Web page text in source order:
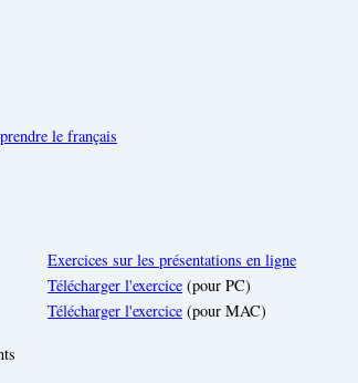
le français
Exercices sur les présentations en ligne
Télécharger l'exercice (pour PC)
Télécharger l'exercice (pour MAC)